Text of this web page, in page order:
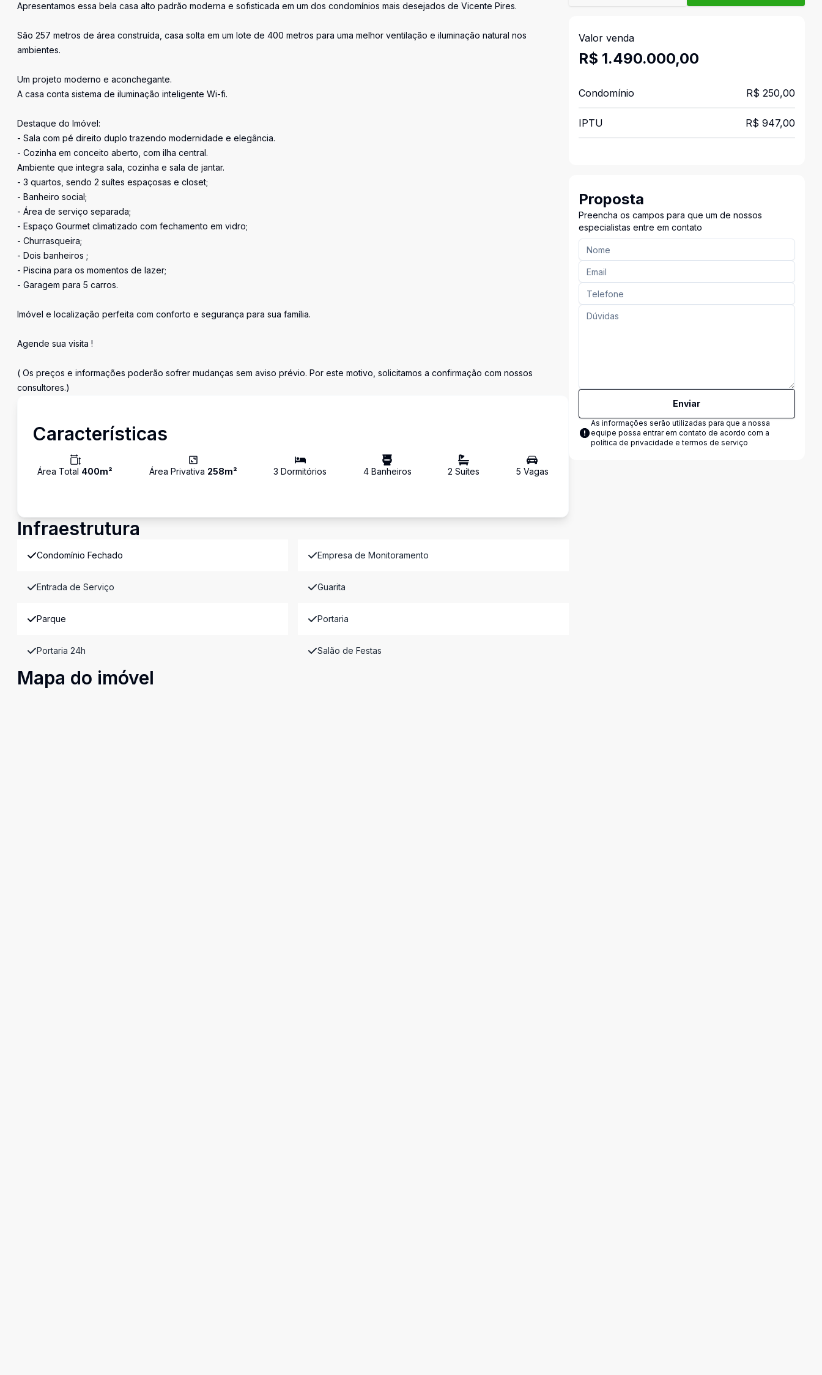
Apresentamos essa bela casa alto padrão moderna e sofisticada em um dos condomínios mais desejados de Vicente Pires.
São 257 metros de área construída, casa solta em um lote de 400 metros para uma melhor ventilação e iluminação natural nos
ambientes.
Um projeto moderno e aconchegante.
A casa conta sistema de iluminação inteligente Wi-fi.
Destaque do Imóvel:
- Sala com pé direito duplo trazendo modernidade e elegância.
- Cozinha em conceito aberto, com ilha central.
Ambiente que integra sala, cozinha e sala de jantar.
- 3 quartos, sendo 2 suítes espaçosas e closet;
- Banheiro social;
- Área de serviço separada;
- Espaço Gourmet climatizado com fechamento em vidro;
- Churrasqueira;
- Dois banheiros ;
- Piscina para os momentos de lazer;
- Garagem para 5 carros.
Imóvel e localização perfeita com conforto e segurança para sua família.
Agende sua visita !
( Os preços e informações poderão sofrer mudanças sem aviso prévio. Por este motivo, solicitamos a confirmação com nossos
consultores.)
Características
Área Total 400m² Área Privativa 258m² 3 Dormitórios 4Banheiros 2 Suítes 5 Vagas
Infraestrutura
Condomínio Fechado Empresa de Monitoramento
Entrada de Serviço Guarita
Parque Portaria
Portaria 24h Salão de Festas
Mapa do imóvel
Valor venda
R$ 1.490.000,00
Condomínio R$ 250,00
IPTU R$ 947,00
Proposta
Preencha os campos para que um de nossos
especialistas entre em contato
Enviar
As informações serão utilizadas para que a nossa
equipe possa entrar em contato de acordo com a
política de privacidade e termos de serviço